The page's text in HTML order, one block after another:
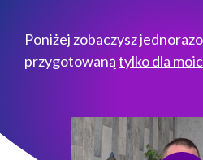
Poniżej zobaczysz
przygotowanątylko dla